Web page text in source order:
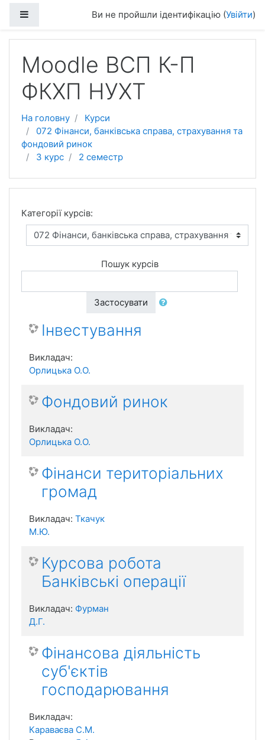
Ви не пройшли ідентифікацію (Увійти)
Moodle ВСП К-П
ФКХП НУХТ
На головну
Курси
072 Фінанси, банківська справа, страхування та
фондовий ринок
3 курс
2 семестр
Категорії курсів:
Пошук курсів
Застосувати
Інвестування
Викладач:
Орлицька О.О.
Фондовий ринок
Викладач:
Орлицька О.О.
Фінанси територіальних
громад
Викладач: Ткачук
М.Ю.
Курсова робота
Банківські операції
Викладач: Фурман
Д.Г.
Фінансова діяльність
суб'єктів
господарювання
Викладач:
Караваєва С.М.